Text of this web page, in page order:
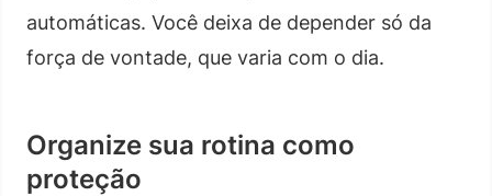
automáticas. Você deixa de depender só da
força de vontade, que varia com o dia.
Organize sua rotina como
proteção